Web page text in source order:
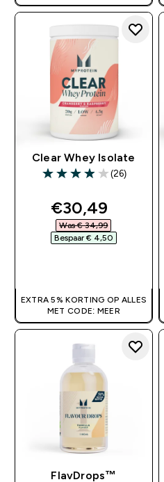
Clear Whey Isolate
3.92 out of 5 stars
(26)
discounted
€30,49‎
Was € 34,99‎
Bespaar € 4,50‎
EXTRA 5% KORTING OP ALLES
MET CODE: MEER
FlavDrops™